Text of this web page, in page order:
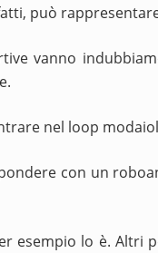
può
vanno
nel loop
con un
lo è. Altri